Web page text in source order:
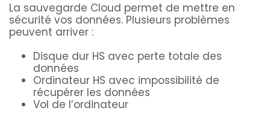
La sauvegarde Cloud permet de mettre en
sécurité vos données. Plusieurs problèmes
peuvent arriver :
Disque dur HS avec perte totale des
données
Ordinateur HS avec impossibilité de
récupérer les données
Vol de l’ordinateur